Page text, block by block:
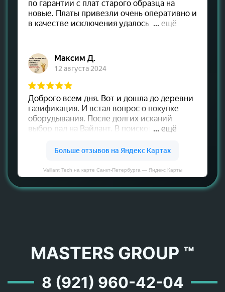
Vaillant Tech на карте Санкт‑Петербурга — Яндекс Карты
MASTERS GROUP ™
8 (921) 960-42-04